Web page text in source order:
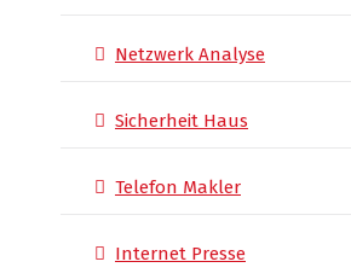
Netzwerk Analyse
Sicherheit Haus
Telefon Makler
Internet Presse